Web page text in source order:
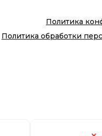
Политика
Политика обработки